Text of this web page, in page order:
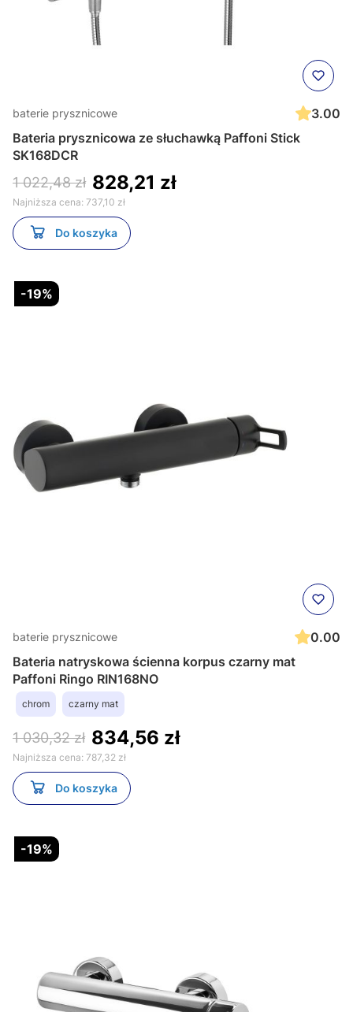
baterie prysznicowe
3.00
Bateria prysznicowa ze słuchawką Paffoni Stick
SK168DCR
1 022,48 zł 828,21 zł
Najniższa cena: 737,10 zł
Do koszyka
-19%
baterie prysznicowe
0.00
Bateria natryskowa ścienna korpus czarny mat
Paffoni Ringo RIN168NO
chrom czarny mat
1 030,32 zł 834,56 zł
Najniższa cena: 787,32 zł
Do koszyka
-19%